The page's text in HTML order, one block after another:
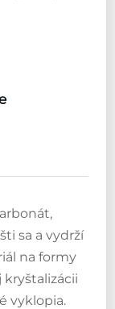
sa a vydrží
na formy
kryštalizácii
vyklopia.